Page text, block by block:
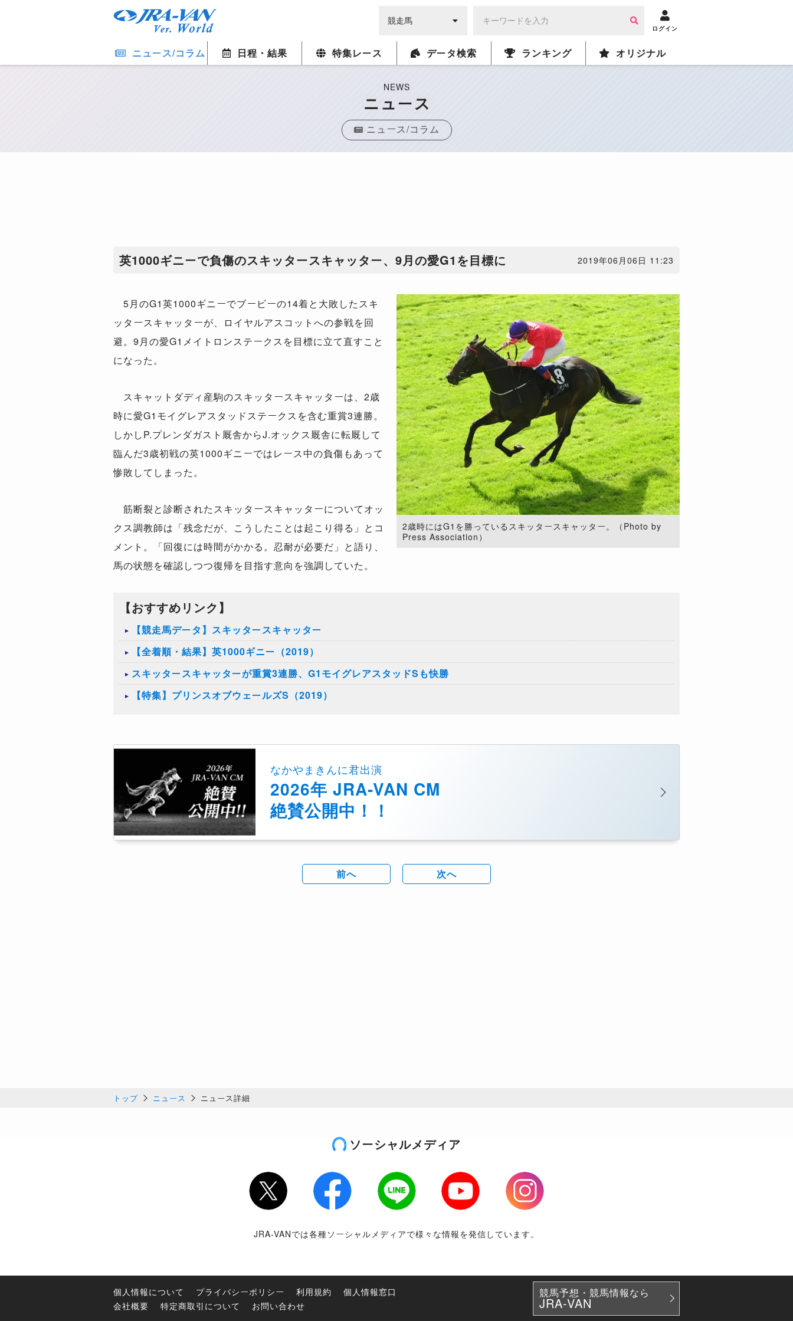
ログイン
ニュース/コラム 日程・結果 特集レース データ検索 ランキング オリジナル
NEWS
ニュース
ニュース/コラム
英1000ギニーで負傷のスキッタースキャッター、9月の愛G1を目標に 2019年06月06日 11:23
2歳時にはG1を勝っているスキッタースキャッター。（Photo by
Press Association）
5月のG1英1000ギニーでブービーの14着と大敗したスキ
ッタースキャッターが、ロイヤルアスコットへの参戦を回
避。9月の愛G1メイトロンステークスを目標に立て直すこと
になった。
スキャットダディ産駒のスキッタースキャッターは、2歳
時に愛G1モイグレアスタッドステークスを含む重賞3連勝。
しかしP.プレンダガスト厩舎からJ.オックス厩舎に転厩して
臨んだ3歳初戦の英1000ギニーではレース中の負傷もあって
惨敗してしまった。
筋断裂と診断されたスキッタースキャッターについてオッ
クス調教師は「残念だが、こうしたことは起こり得る」とコ
メント。「回復には時間がかかる。忍耐が必要だ」と語り、
馬の状態を確認しつつ復帰を目指す意向を強調していた。
【おすすめリンク】
【競走馬データ】スキッタースキャッター
【全着順・結果】英1000ギニー（2019）
スキッタースキャッターが重賞3連勝、G1モイグレアスタッドSも快勝
【特集】プリンスオブウェールズS（2019）
なかやまきんに君出演
2026年 JRA-VAN CM
絶賛公開中！！
前へ 次へ
トップ ニュース ニュース詳細
ソーシャルメディア
Twitter Facebook LINE Youtube
Instagram
JRA-VANでは各種ソーシャルメディアで様々な情報を発信しています。
個人情報について プライバシーポリシー 利用規約
個人情報窓口
会社概要
特定商取引について お問い合わせ
競馬予想・競馬情報なら
JRA-VAN